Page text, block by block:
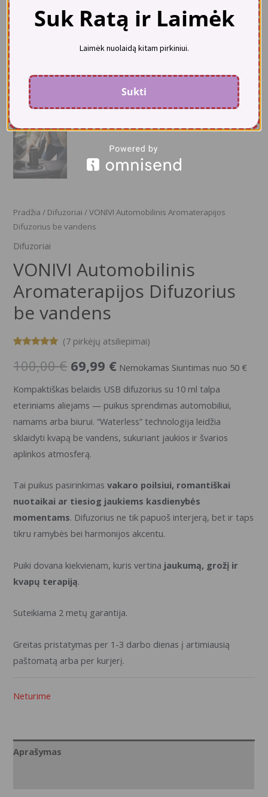
Pradžia / Difuzoriai / VONIVI Automobilinis Aromaterapijos
Difuzorius be vandens
Difuzoriai
VONIVI Automobilinis
Aromaterapijos Difuzorius
be vandens
5.00iš 5
(viso
(7 pirkėjų atsiliepimai)
100,00€ 69,99 € Nemokamas Siuntimas nuo 50 €
Kompaktiškas belaidis USB difuzorius su 10 ml talpa
eteriniams aliejams — puikus sprendimas automobiliui,
namams arba biurui. “Waterless” technologija leidžia
sklaidyti kvapą be vandens, sukuriant jaukios ir švarios
aplinkos atmosferą.
Tai puikus pasirinkimasvakaro poilsiui, romantiškai
nuotaikai ar tiesiog jaukiems kasdienybės
momentams. Difuzorius ne tik papuoš interjerą, bet ir taps
tikru ramybės bei harmonijos akcentu.
Puiki dovana kiekvienam, kuris vertina jaukumą, grožį ir
kvapų terapiją.
Suteikiama 2 metų garantija.
Greitas pristatymas per 1-3 darbo dienas į artimiausią
paštomatą arba per kurjerį.
Neturime
Aprašymas
Suk Ratą ir Laimėk
Laimėk nuolaidą kitam pirkiniui.
Sukti